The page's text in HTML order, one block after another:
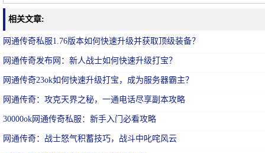
相关文章:
网通传奇私服1.76版本如何快速升级并获取顶级装备？
网通传奇发布网：新人战士如何快速升级打宝？
网通传奇23ok如何快速升级打宝，成为服务器霸主？
网通传奇：攻克天界之秘，一通电话尽享副本攻略
30000ok网通传奇私服：新手入门必看攻略
网通传奇：战士怒气积蓄技巧，战斗中叱咤风云